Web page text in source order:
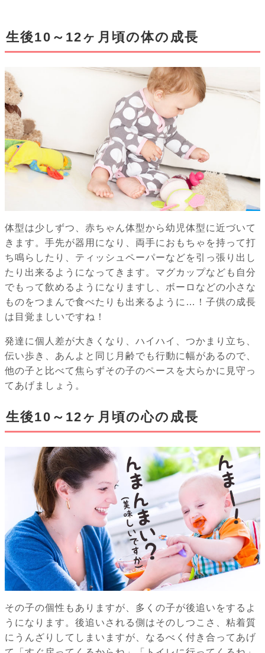
生後10～12ヶ月頃の体の成長
体型は少しずつ、赤ちゃん体型から幼児体型に近づいて
きます。手先が器用になり、両手におもちゃを持って打
ち鳴らしたり、ティッシュペーパーなどを引っ張り出し
たり出来るようになってきます。マグカップなども自分
でもって飲めるようになりますし、ボーロなどの小さな
ものをつまんで食べたりも出来るように…！子供の成長
は目覚ましいですね！
発達に個人差が大きくなり、ハイハイ、つかまり立ち、
伝い歩き、あんよと同じ月齢でも行動に幅があるので、
他の子と比べて焦らずその子のペースを大らかに見守っ
てあげましょう。
生後10～12ヶ月頃の心の成長
その子の個性もありますが、多くの子が後追いをするよ
うになります。後追いされる側はそのしつこさ、粘着質
にうんざりしてしまいますが、なるべく付き合ってあげ